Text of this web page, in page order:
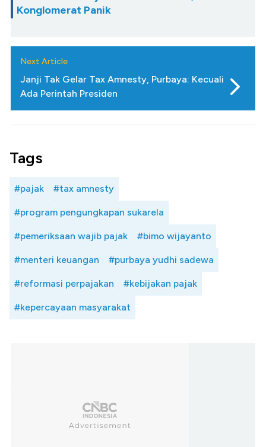
Konglomerat Panik
Next Article
Janji Tak Gelar Tax Amnesty, Purbaya: Kecuali
Ada Perintah Presiden
Tags
#pajak #tax amnesty
#program pengungkapan sukarela
#pemeriksaan wajib pajak #bimo wijayanto
#menteri keuangan #purbaya yudhi sadewa
#reformasi perpajakan #kebijakan pajak
#kepercayaan masyarakat